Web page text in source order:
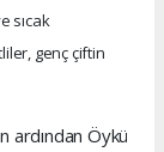
sıcak
genç çiftin
ardından Öykü